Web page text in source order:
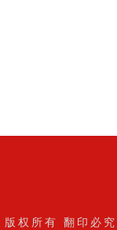
权所有 翻印必